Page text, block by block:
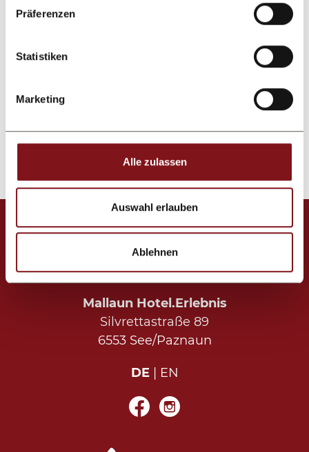
Präferenzen
Statistiken
Marketing
Alle zulassen
Auswahl erlauben
Ablehnen
Verarbeitung der von Ihnen eingegebenen
personenbezogenen Daten durch den datenschutzrechtlich
Verantwortlichen zum Zweck der Bearbeitung Ihrer
Anfrage auf Grundlage Ihrer durch das Absenden des
Formulars erteilten Einwilligung.Weitere Informationen
Mallaun Hotel.Erlebnis
Silvrettastraße 89
6553 See/Paznaun
DE EN